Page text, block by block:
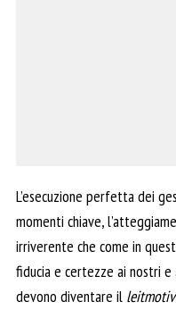
L’esecuzione perfetta dei
momenti chiave,
irriverente che come in
fiducia e certezze ai nostri
devono diventare il leitmotiv